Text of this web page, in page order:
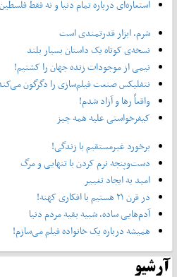
استعاره‌ای درباره تمام دنیا و نه فقط فلسطین
شرم، ابزار قدرتمندی است
نسخه‌ی کوتاه یک داستان بسیار بلند
نیمی از موجودات زنده جهان را کشتیم!
نتفلیکس صنعت فیلم‌سازی را دگرگون می‌کند
واقعاً رها و آزاد شدم!
کیفرخواستی علیه همه چیز
برخورد غیرمستقیم با زندگی!
دست‌وپنجه نرم کردن با تنهایی و مرگ
امید به ایجاد تغییر
در قرن ۲۱ هستیم با افکاری کهنه!
آدم‌هایی ساده، شبیه بقیه مردم دنیا
همیشه درباره یک خانواده فیلم می‌سازم!
آرشیو